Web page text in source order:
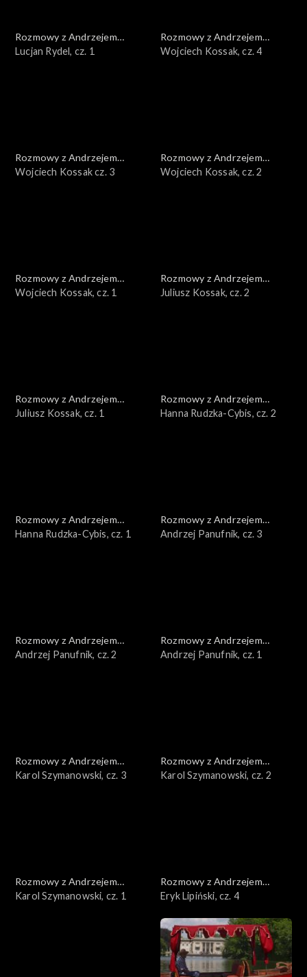
Rozmowy z Andrzejem
Doboszem
Lucjan Rydel, cz. 1
Rozmowy z Andrzejem
Doboszem
Wojciech Kossak, cz. 4
Rozmowy z Andrzejem
Doboszem
Wojciech Kossak cz. 3
Rozmowy z Andrzejem
Doboszem
Wojciech Kossak, cz. 2
Rozmowy z Andrzejem
Doboszem
Wojciech Kossak, cz. 1
Rozmowy z Andrzejem
Doboszem
Juliusz Kossak, cz. 2
Rozmowy z Andrzejem
Doboszem
Juliusz Kossak, cz. 1
Rozmowy z Andrzejem
Doboszem
Hanna Rudzka-Cybis, cz. 2
Rozmowy z Andrzejem
Doboszem
Hanna Rudzka-Cybis, cz. 1
Rozmowy z Andrzejem
Doboszem
Andrzej Panufnik, cz. 3
Rozmowy z Andrzejem
Doboszem
Andrzej Panufnik, cz. 2
Rozmowy z Andrzejem
Doboszem
Andrzej Panufnik, cz. 1
Rozmowy z Andrzejem
Doboszem
Karol Szymanowski, cz. 3
Rozmowy z Andrzejem
Doboszem
Karol Szymanowski, cz. 2
Rozmowy z Andrzejem
Doboszem
Karol Szymanowski, cz. 1
Rozmowy z Andrzejem
Doboszem
Eryk Lipiński, cz. 4